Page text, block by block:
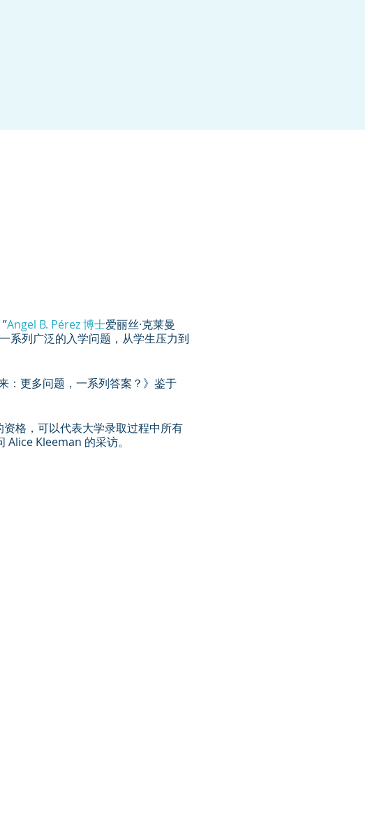
Angel B. Pérez 博士爱丽丝·克莱曼
系列广泛的入学问题，从学生压力到
：更多问题，一系列答案？》鉴于
资格，可以代表大学录取过程中所有
Kleeman 的采访。